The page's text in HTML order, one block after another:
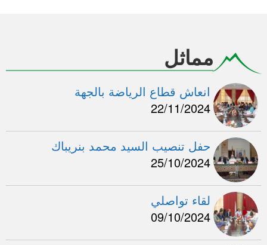
مماثل
انعاش قطاع الرياضة بالجهة
22/11/2024
حفل تنصيب السيد محمد بنريباك
25/10/2024
لقاء تواصلي
09/10/2024